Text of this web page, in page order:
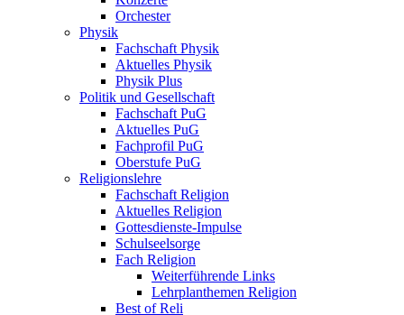
Orchester
Physik
Fachschaft Physik
Aktuelles Physik
Physik Plus
Politik und Gesellschaft
Fachschaft PuG
Aktuelles PuG
Fachprofil PuG
Oberstufe PuG
Religionslehre
Fachschaft Religion
Aktuelles Religion
Gottesdienste-Impulse
Schulseelsorge
Fach Religion
Weiterführende Links
Lehrplanthemen Religion
Best of Reli